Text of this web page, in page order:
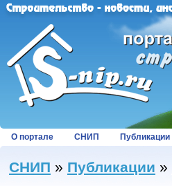
О портале СНИП Публикации
СНИП » Публикации »